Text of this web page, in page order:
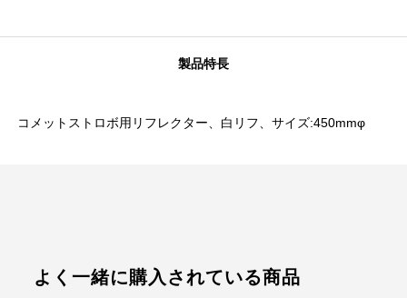
製品特長
コメットストロボ用リフレクター、白リフ、サイズ:450mmφ
よく一緒に購入されている商品